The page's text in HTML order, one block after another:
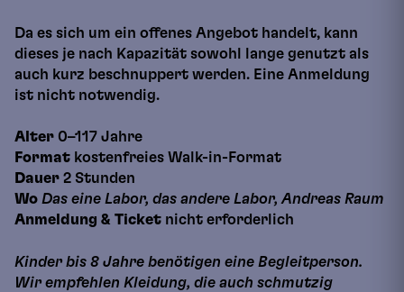
Da es sich um ein offenes Angebot handelt, kann
dieses je nach Kapazität sowohl lange genutzt als
auch kurz beschnuppert werden. Eine Anmeldung
ist nicht notwendig.
Alter 0–117 Jahre
Format kostenfreies Walk-in-Format
Dauer 2 Stunden
Wo Das eine Labor, das andere Labor, Andreas Raum
Anmeldung & Ticket nicht erforderlich
Kinder bis 8 Jahre benötigen eine Begleitperson.
Wir empfehlen Kleidung, die auch schmutzig